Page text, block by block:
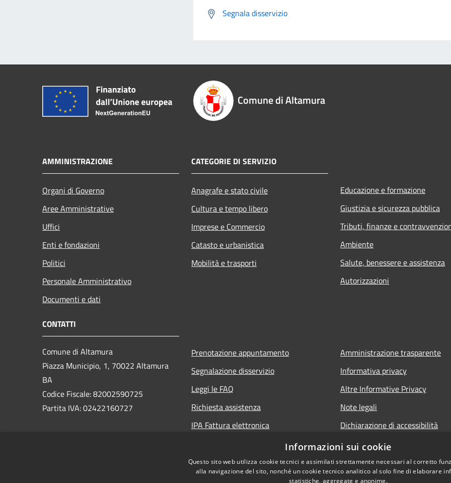
Segnala disservizio
Comune di Altamura
AMMINISTRAZIONE
Organi di Governo
Aree Amministrative
Uffici
Enti e fondazioni
Politici
Personale Amministrativo
Documenti e dati
CATEGORIE DI SERVIZIO
Anagrafe e stato civile
Cultura e tempo libero
Imprese e Commercio
Catasto e urbanistica
Mobilità e trasporti
Educazione e formazione
Giustizia e sicurezza pubblica
Tributi, finanze e
Ambiente
Salute, benessere e assistenza
Autorizzazioni
CONTATTI
Comune di Altamura
Piazza Municipio, 1, 70022 Altamura
BA
Codice Fiscale: 82002590725
Partita IVA: 02422160727
protocollo.generale@pec.comune.altamura.ba.it
Prenotazione appuntamento
Segnalazione disservizio
Leggi le FAQ
Richiesta assistenza
IPA Fattura elettronica
Amministrazione trasparente
Informativa privacy
Altre Informative Privacy
Note legali
Dichiarazione di accessibilità
Informazioni sui cookie
Questo sito web utilizza cookie tecnici e assimilati strettamente necessari al corretto
alla navigazione del sito, nonché un cookie tecnico analitico al solo fine di elaborare
statistiche, aggregate e anonime.